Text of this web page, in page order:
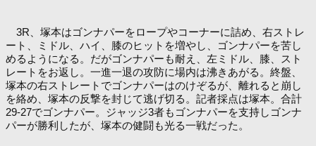
3R、塚本はゴンナパーをロープやコーナーに詰め、右ストレ
ート、ミドル、ハイ、膝のヒットを増やし、ゴンナパーを苦し
めるようになる。だがゴンナパーも耐え、左ミドル、膝、スト
レートをお返し。一進一退の攻防に場内は沸きあがる。終盤、
塚本の右ストレートでゴンナパーはのけぞるが、離れると崩し
を絡め、塚本の反撃を封じて逃げ切る。記者採点は塚本。合計
29-27でゴンナパー。ジャッジ3者もゴンナパーを支持しゴンナ
パーが勝利したが、塚本の健闘も光る一戦だった。